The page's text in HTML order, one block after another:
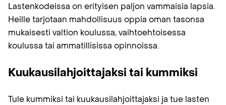
Lastenkodeissa on erityisen paljon vammaisia lapsia.
Heille tarjotaan mahdollisuus oppia oman tasonsa
mukaisesti valtion koulussa, vaihtoehtoisessa
koulussa tai ammatillisissa opinnoissa.
Kuukausilahjoittajaksi tai kummiksi
Tule kummiksi tai kuukausilahjoittajaksi ja tue lasten